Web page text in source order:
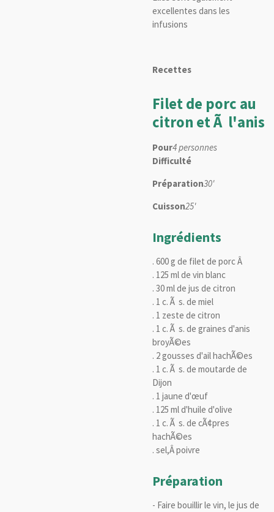
excellentes dans les
infusions
Recettes
Filet de porc au
citron et Ã l'anis
Pour4 personnes
Difficulté
Préparation30'
Cuisson25'
Ingrédients
. 600 g de filet de porc Â
. 125 ml de vin blanc
. 30 ml de jus de citron
. 1 c. Ã s. de miel
. 1 zeste de citron
. 1 c. Ã s. de graines d'anis
broyÃ©es
. 2 gousses d'ail hachÃ©es
. 1 c. Ã s. de moutarde de
Dijon
. 1 jaune d'œuf
. 125 ml d'huile d'olive
. 1 c. Ã s. de cÃ¢pres
hachÃ©es
. sel,Â poivre
Préparation
- Faire bouillir le vin, le jus de